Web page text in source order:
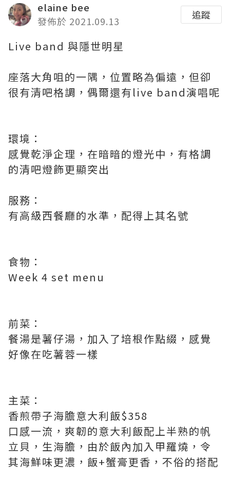
elaine bee
發佈於 2021.09.13
追蹤
Live band 與隱世明星
座落大角咀的一隅，位置略為偏遠，但卻
很有清吧格調，偶爾還有live band演唱呢
環境：
感覺乾淨企理，在暗暗的燈光中，有格調
的清吧燈飾更顯突出
服務：
有高級西餐廳的水準，配得上其名號
食物：
Week 4 set menu
前菜：
餐湯是薯仔湯，加入了培根作點綴，感覺
好像在吃薯蓉一樣
主菜：
香煎帶子海膽意大利飯$358
口感一流，爽韌的意大利飯配上半熟的帆
立貝，生海膽，由於飯內加入甲羅燒，令
其海鮮味更濃，飯+蟹膏更香，不俗的搭配